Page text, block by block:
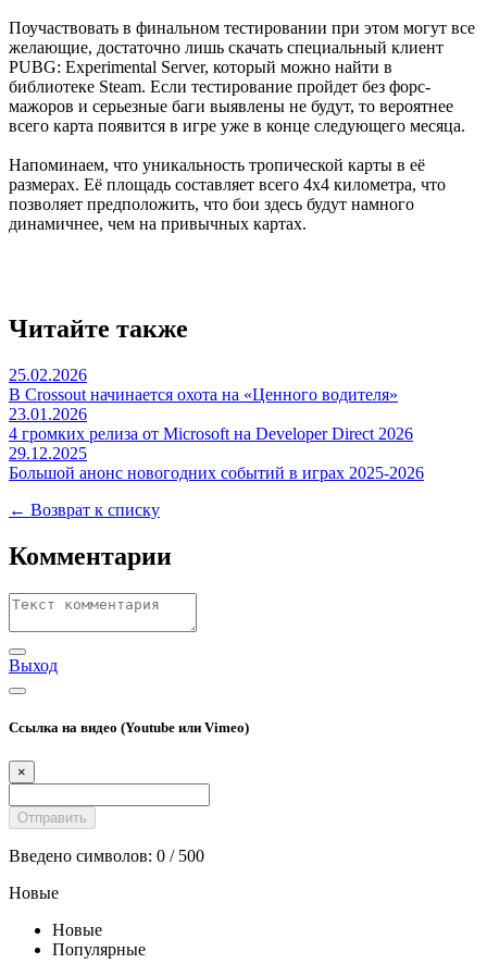
Поучаствовать в финальном тестировании при этом могут все
желающие, достаточно лишь скачать специальный клиент
PUBG: Experimental Server, который можно найти в
библиотеке Steam. Если тестирование пройдет без форс-
мажоров и серьезные баги выявлены не будут, то вероятнее
всего карта появится в игре уже в конце следующего месяца.
Напоминаем, что уникальность тропической карты в её
размерах. Её площадь составляет всего 4x4 километра, что
позволяет предположить, что бои здесь будут намного
динамичнее, чем на привычных картах.
Читайте также
25.02.2026
В Crossout начинается охота на «Ценного водителя»
23.01.2026
4 громких релиза от Microsoft на Developer Direct 2026
29.12.2025
Большой анонс новогодних событий в играх 2025-2026
← Возврат к списку
Комментарии
Выход
Ссылка на видео (Youtube или Vimeo)
×
Введено символов: 0 / 500
Новые
Новые
Популярные